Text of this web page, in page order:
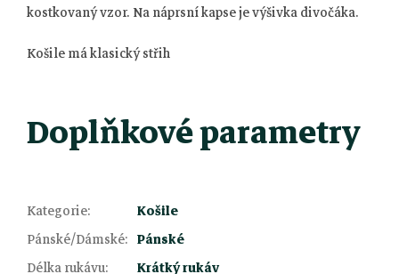
kostkovaný vzor. Na náprsní kapse je výšivka divočáka.
Košile má klasický střih
Doplňkové parametry
Kategorie:
Košile
Pánské/Dámské: Pánské
Délka rukávu: Krátký rukáv